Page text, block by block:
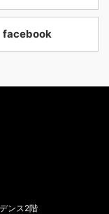
facebook
ンス2階